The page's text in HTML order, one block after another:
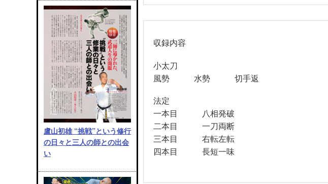
盧山初雄 “挑戦”という修行
の日々と三人の師との出会
い
収録内容
小太刀
風勢 水勢 切手返
法定
一本目 八相発破
二本目 一刀両断
三本目 右転左転
四本目 長短一味